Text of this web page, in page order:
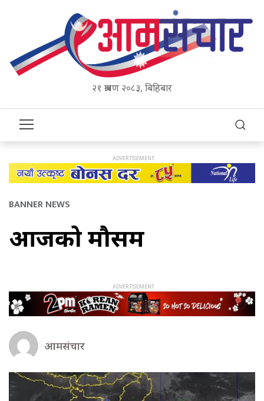
२१ श्रावण २०८३, बिहिबार
BANNER NEWS
आजको मौसम
आमसंचार